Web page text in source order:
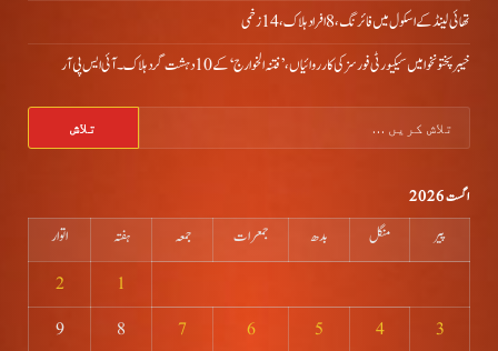
تھائی لینڈ کے اسکول میں فائرنگ، 8 افراد ہلاک، 14 زخمی
خیبر پختونخوا میں سیکیورٹی فورسز کی کارروائیاں، ’فتنہ الخوارج‘ کے 10 دہشت گرد ہلاک۔آئی ایس پی آر
کریں
اگست 2026
پیر منگل بدھ جمعرات جمعہ ہفتہ
اتوار
1
2
3
4
5
6
7
8
9